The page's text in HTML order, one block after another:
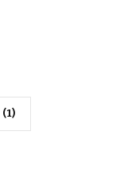
(1)